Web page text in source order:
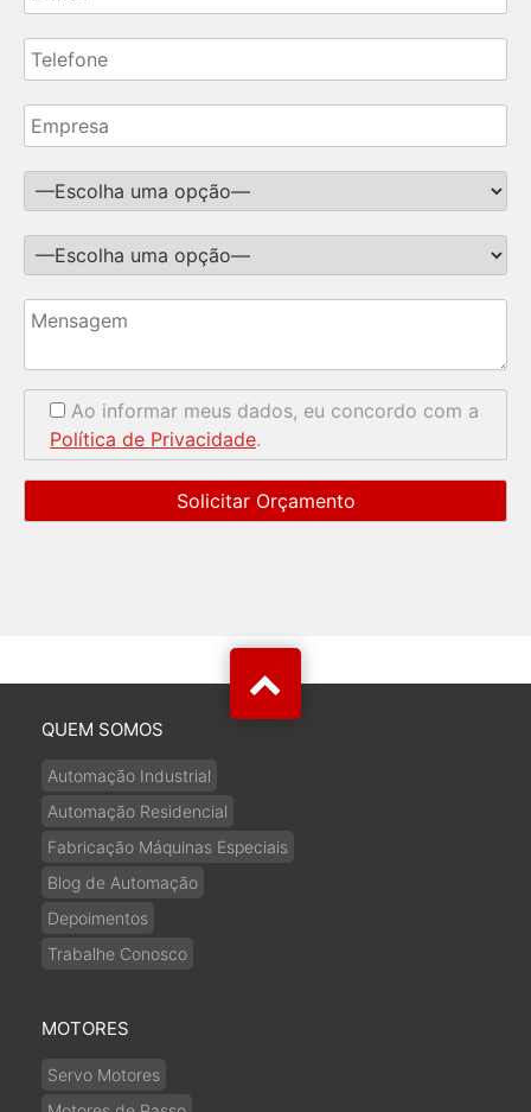
Ao informar meus dados, eu concordo com a
Política de Privacidade.
QUEM SOMOS
Automação Industrial
Automação Residencial
Fabricação Máquinas Especiais
Blog de Automação
Depoimentos
Trabalhe Conosco
MOTORES
Servo Motores